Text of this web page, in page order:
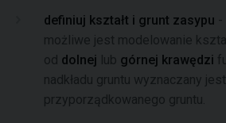
definiuj kształt i grunt zasypu -
możliwe jest modelowanie
od dolnej lub górnej krawędzi
nadkładu gruntu wyznaczany
przyporządkowanego gruntu.